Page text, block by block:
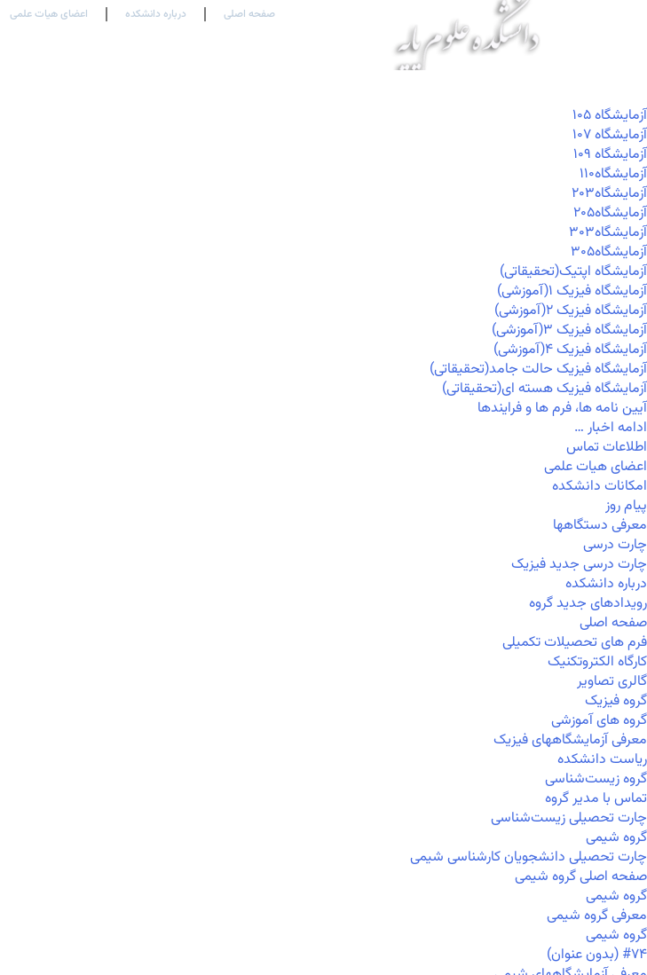
صفحه اصلی درباره دانشکده اعضای هیات علمی
آزمايشگاه ۱۰۵
آزمايشگاه ۱۰۷
آزمايشگاه ۱۰۹
آزمايشگاه۱۱۰
آزمايشگاه۲۰۳
آزمايشگاه۲۰۵
آزمايشگاه۳۰۳
آزمايشگاه۳۰۵
آزمایشگاه اپتیک(تحقیقاتی)
آزمایشگاه فیزیک ۱(آموزشی)
آزمایشگاه فیزیک ۲(آموزشی)
آزمایشگاه فیزیک ۳(آموزشی)
آزمایشگاه فیزیک ۴(آموزشی)
آزمایشگاه فیزیک حالت جامد(تحقیقاتی)
آزمایشگاه فیزیک هسته ای(تحقیقاتی)
آیین نامه ها، فرم ها و فرایندها
ادامه اخبار …
اطلاعات تماس
اعضای هیات علمی
امکانات دانشکده
پیام روز
معرفی دستگاهها
چارت درسی
چارت درسی جدید فیزیک
درباره دانشکده
رویدادهای جدید گروه
صفحه اصلی
فرم های تحصیلات تکمیلی
کارگاه الکتروتکنیک
گالری تصاویر
گروه فیزیک
گروه های آموزشی
معرفی آزمایشگاههای فیزیک
ریاست دانشکده
گروه زیست‌شناسی
تماس با مدیر گروه
چارت تحصیلی زیست‌شناسی
گروه شیمی
چارت تحصیلی دانشجویان کارشناسی شیمی
صفحه اصلی گروه شیمی
گروه شیمی
معرفی گروه شیمی
گروه شیمی
#۷۴ (بدون عنوان)